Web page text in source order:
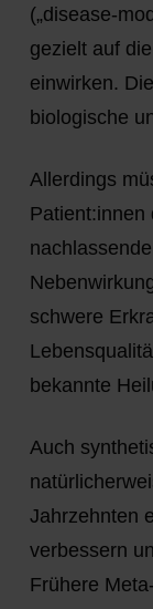
(„disease-
gezielt auf
einwirken.
biologische
Allerdings
Patient:innen
schwere
bekannte
Auch
Jahrzehnten
verbessern
Frühere